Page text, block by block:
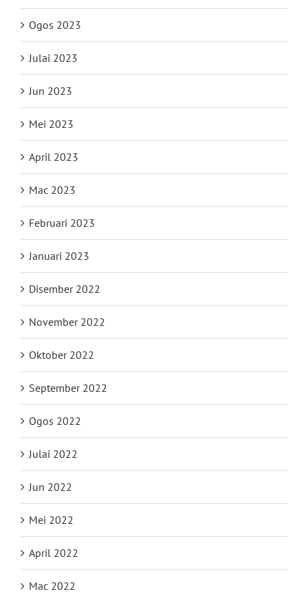
Ogos 2023
Julai 2023
Jun 2023
Mei 2023
April 2023
Mac 2023
Februari 2023
Januari 2023
Disember 2022
November 2022
Oktober 2022
September 2022
Ogos 2022
Julai 2022
Jun 2022
Mei 2022
April 2022
Mac 2022